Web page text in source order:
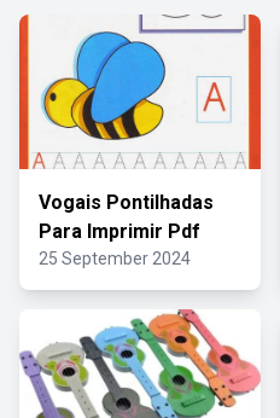
Vogais Pontilhadas
Para Imprimir Pdf
25 September 2024